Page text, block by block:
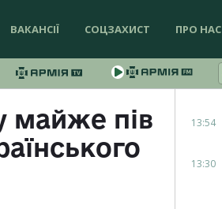
ВАКАНСІЇ СОЦЗАХИСТ ПРО НАС
майже пів
13:54
13:30